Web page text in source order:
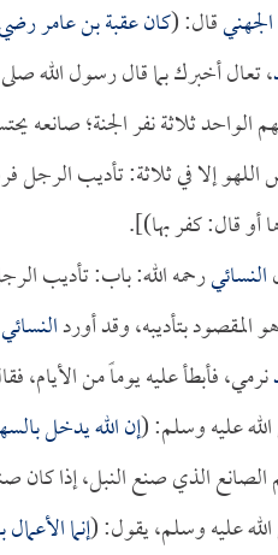
قال: (كانعقبة بن عامررضي
، تعال أخبرك بما قال رسول الله
الواحد ثلاثة نفر الجنة؛ صانعه
إلا في ثلاثة: تأديب الرجل
أو قال: كفر بها)].
النسائيرحمه الله: باب: تأديب
المقصود بتأديبه، وقد أوردالنسائي
نرمي، فأبطأ عليه يوماً من
عليه وسلم: (إن الله يدخل
الصانع الذي صنع النبل، إذا كان
عليه وسلم، يقول: (إنما